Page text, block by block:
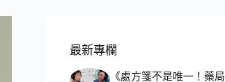
最新專欄
《處方箋不是唯一！藥局